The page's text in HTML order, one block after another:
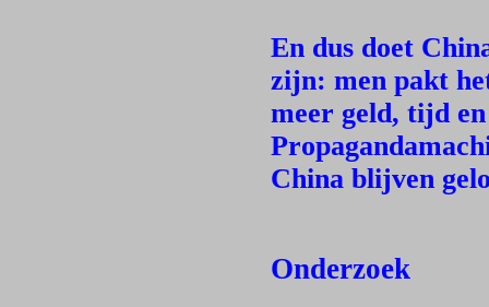
En dus doet
zijn: men pakt
meer geld, tijd
China blijven
Onderzoek